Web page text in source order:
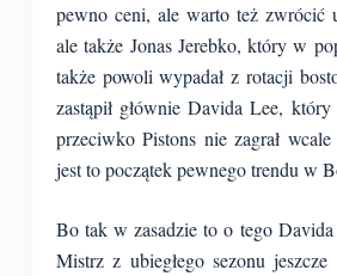
pewno ceni, ale warto też zwrócić
ale także Jonas Jerebko, który w
także powoli wypadał z rotacji
zastąpił głównie Davida Lee,
przeciwko Pistons nie zagrał
jest to początek pewnego trendu w
Bo tak w zasadzie to o tego
Mistrz z ubiegłego sezonu